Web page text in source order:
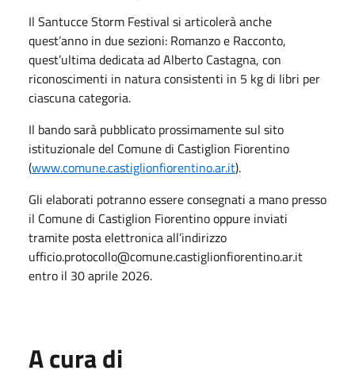
Il Santucce Storm Festival si articolerà anche
quest’anno in due sezioni: Romanzo e Racconto,
quest’ultima dedicata ad Alberto Castagna, con
riconoscimenti in natura consistenti in 5 kg di libri per
ciascuna categoria.
Il bando sarà pubblicato prossimamente sul sito
istituzionale del Comune di Castiglion Fiorentino
(www.comune.castiglionfiorentino.ar.it).
Gli elaborati potranno essere consegnati a mano presso
il Comune di Castiglion Fiorentino oppure inviati
tramite posta elettronica all’indirizzo
ufficio.protocollo@comune.castiglionfiorentino.ar.it
entro il 30 aprile 2026.
A cura di